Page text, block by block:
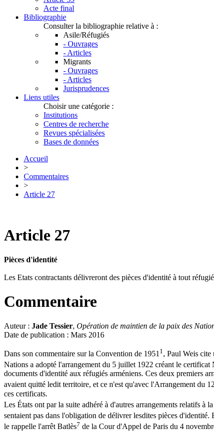
Acte final
Bibliographie
Consulter la bibliographie relative à :
Asile/Réfugiés
- Ouvrages
- Articles
Migrants
- Ouvrages
- Articles
Jurisprudences
Liens utiles
Choisir une catégorie :
Institutions
Centres de recherche
Revues spécialisées
Bases de données
Accueil
>
Commentaires
>
Article 27
Article 27
Pièces d'identité
Les Etats contractants délivreront des pièces d'identité à tout
Commentaire
Auteur : Jade Tessier, Opération de maintien de la paix des
Date de publication : Mars 2016
Dans son commentaire sur la Convention de 1951 1 , Paul Weis
Nations a adopté l'arrangement du 5 juillet 1922 créant le
documents d'identité aux réfugiés arméniens. Ces deux premiers
avaient quitté ledit territoire, et ce n'est qu'avec l'Arrangement du
ces certificats.
Les États ont par la suite adhéré à d'autres arrangements relatifs à
sentaient pas dans l'obligation de délivrer lesdites pièces
le rappelle l'arrêt Batlès7 de la Cour d'Appel de Paris du 4